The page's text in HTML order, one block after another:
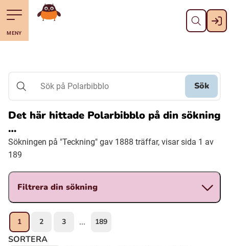
Till navigering av sidans innehåll
Hoppa till sidans huvudinnehåll Stäng
Davvisámegiella (Nordsamiska)
Bidumsámegiella (Pitesamiska)
MENY
Gå till startsidan
Sök på Polarbibblo
Sök
Det här hittade Polarbibblo på din sökning
…
Sökningen på "Teckning" gav 1888 träffar, visar sida 1 av
189
Filtrera din sökning
1 2 3 ... 189
SORTERA